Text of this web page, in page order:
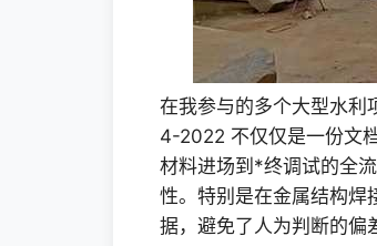
在我参与的多个大型水利
4-2022 不仅仅是一份文
材料进场到*终调试的全
性。特别是在金属结构焊
据，避免了人为判断的偏